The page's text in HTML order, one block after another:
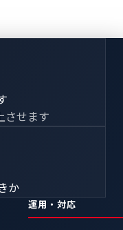
させます
か
運用・対応
次
ぜ従
フォ
分な